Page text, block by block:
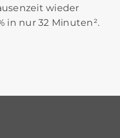
wieder
in nur 32 Minuten².